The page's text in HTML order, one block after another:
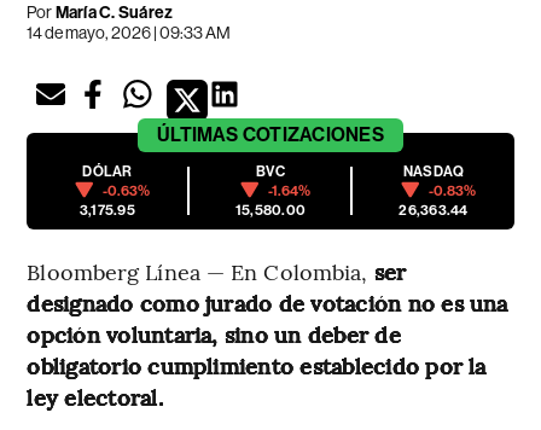
PorMaría C. Suárez
14 de mayo, 2026 | 09:33 AM
ÚLTIMAS COTIZACIONES
DÓLAR
-0.63%
3,175.95
BVC
-1.64%
15,580.00
NASDAQ
-0.83%
26,363.44
Bloomberg Línea — En Colombia, ser
designado como jurado de votación no es una
opción voluntaria, sino un deber de
obligatorio cumplimiento establecido por la
ley electoral.